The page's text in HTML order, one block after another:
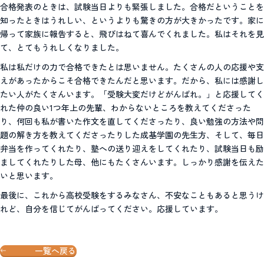
合格発表のときは、試験当日よりも緊張しました。合格だということを
知ったときはうれしい、というよりも驚きの方が大きかったです。家に
帰って家族に報告すると、飛びはねて喜んでくれました。私はそれを見
て、とてもうれしくなりました。
私は私だけの力で合格できたとは思いません。たくさんの人の応援や支
えがあったからこそ合格できたんだと思います。だから、私には感謝し
たい人がたくさんいます。「受験大変だけどがんばれ。」と応援してく
れた仲の良い1つ年上の先輩、わからないところを教えてくださった
り、何回も私が書いた作文を直してくださったり、良い勉強の方法や問
題の解き方を教えてくださったりした成基学園の先生方、そして、毎日
弁当を作ってくれたり、塾への送り迎えをしてくれたり、試験当日も励
ましてくれたりした母、他にもたくさんいます。しっかり感謝を伝えた
いと思います。
最後に、これから高校受験をするみなさん、不安なこともあると思うけ
れど、自分を信じてがんばってください。応援しています。
一覧へ戻る